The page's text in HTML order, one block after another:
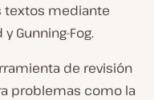
textos mediante
Gunning-Fog.
de revisión
problemas como la